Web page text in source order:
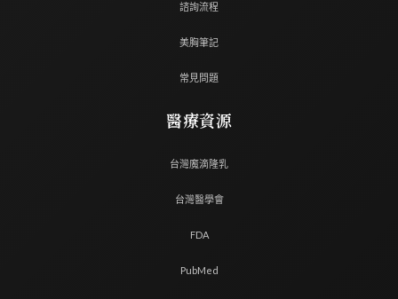
諮詢流程
美胸筆記
常見問題
醫療資源
台灣魔滴隆乳
台灣醫學會
FDA
PubMed